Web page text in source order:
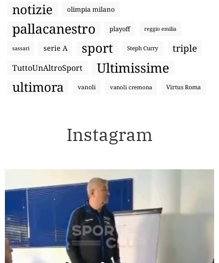
notizie olimpia milano
pallacanestro playoff reggio emilia
sassari serie A sport Steph Curry triple
TuttoUnAltroSport Ultimissime
ultimora vanoli vanoli cremona Virtus Roma
Instagram